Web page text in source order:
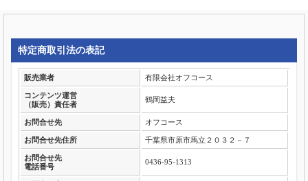
特定商取引法の表記
販売業者 有限会社オフコース
コンテンツ運営
（販売）責任者
鶴岡益夫
お問合せ先 オフコース
お問合せ先住所 千葉県市原市馬立２０３２－７
お問合せ先
電話番号
0436-95-1313